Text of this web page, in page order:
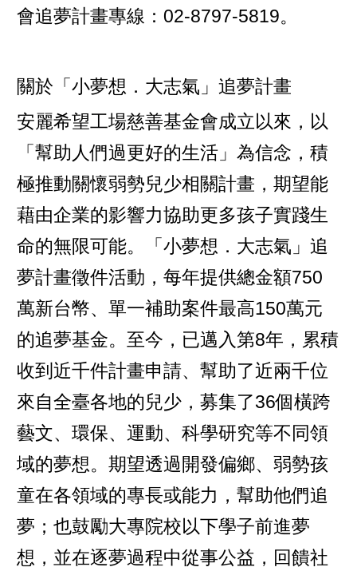
會追夢計畫專線：02-8797-5819。
關於「小夢想．大志氣」追夢計畫
安麗希望工場慈善基金會成立以來，以
「幫助人們過更好的生活」為信念，積
極推動關懷弱勢兒少相關計畫，期望能
藉由企業的影響力協助更多孩子實踐生
命的無限可能。「小夢想．大志氣」追
夢計畫徵件活動，每年提供總金額750
萬新台幣、單一補助案件最高150萬元
的追夢基金。至今，已邁入第8年，累積
收到近千件計畫申請、幫助了近兩千位
來自全臺各地的兒少，募集了36個橫跨
藝文、環保、運動、科學研究等不同領
域的夢想。期望透過開發偏鄉、弱勢孩
童在各領域的專長或能力，幫助他們追
夢；也鼓勵大專院校以下學子前進夢
想，並在逐夢過程中從事公益，回饋社